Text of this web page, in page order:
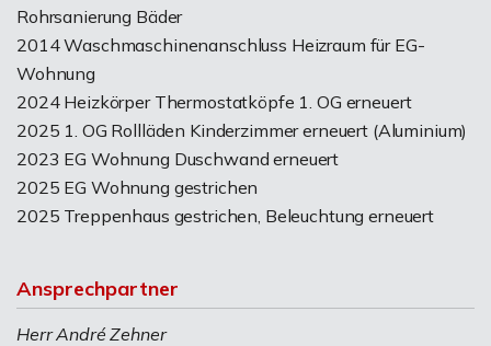
Rohrsanierung Bäder
2014 Waschmaschinenanschluss Heizraum für EG-
Wohnung
2024 Heizkörper Thermostatköpfe 1. OG erneuert
2025 1. OG Rollläden Kinderzimmer erneuert (Aluminium)
2023 EG Wohnung Duschwand erneuert
2025 EG Wohnung gestrichen
2025 Treppenhaus gestrichen, Beleuchtung erneuert
Ansprechpartner
Herr André Zehner